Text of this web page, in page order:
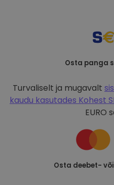
Osta panga
Turvaliselt ja mugavalt
kaudu kasutades Kohest
EURO
Osta deebet-